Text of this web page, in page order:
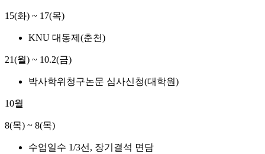
15(화) ~ 17(목)
KNU 대동제(춘천)
21(월) ~ 10.2(금)
박사학위청구논문 심사신청(대학원)
10월
8(목) ~ 8(목)
수업일수 1/3선, 장기결석 면담